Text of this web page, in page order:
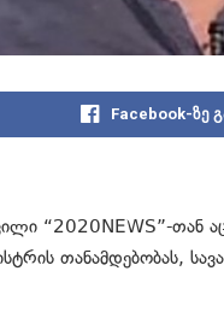
Facebook-ზე
“2020NEWS”-
თანამდებობას,